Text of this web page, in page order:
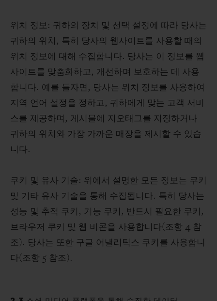
위치 정보: 귀하의 장치 및 선택 설정에 따라 당사는
귀하의 위치, 특히 당사의 웹사이트를 사용할 때의
위치 정보에 대해 수집합니다. 당사는 이 정보를 웹
사이트를 맞춤화하고, 개선하며 보호하는 데 사용
합니다. 예를 들자면, 당사는 위치 정보를 사용하여
지역 언어 설정을 정하고, 귀하에게 맞는 고객 서비
스를 제공하며, 게시물에 지오태그를 지정하거나
귀하의 위치와 가장 가까운 매장을 제시할 수 있습
니다.
쿠키 및 유사 기술: 위에서 설명한 모든 정보는 쿠키
및 기타 유사 기술을 통해 수집됩니다. 특히 당사는
성능 및 추적 쿠키, 기능 쿠키, 반드시 필요한 쿠키,
브라우저 쿠키 및 웹 비콘을 사용합니다(조항 4 참
조). 당사는 또한 구글 어낼리틱스 쿠키를 사용합니
다(조항 5 참조).